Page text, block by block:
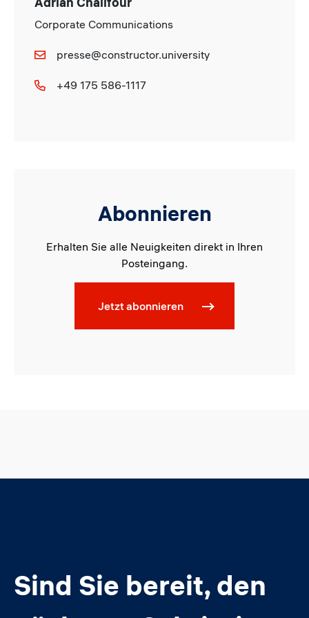
Corporate Communications
presse@constructor.university
+49 175 586-1117
Abonnieren
Erhalten Sie alle Neuigkeiten direkt in Ihren
Posteingang.
Jetzt abonnieren
Sind Sie bereit, den